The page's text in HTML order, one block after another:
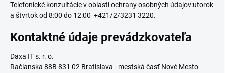
Telefonické konzultácie v oblasti ochrany osobných údajov:utorok
a štvrtok od 8:00 do 12:00 +421/2/3231 3220.
Kontaktné údaje prevádzkovateľa
Daxa IT s. r. o.
Račianska 88B 831 02 Bratislava - mestská časť Nové Mesto